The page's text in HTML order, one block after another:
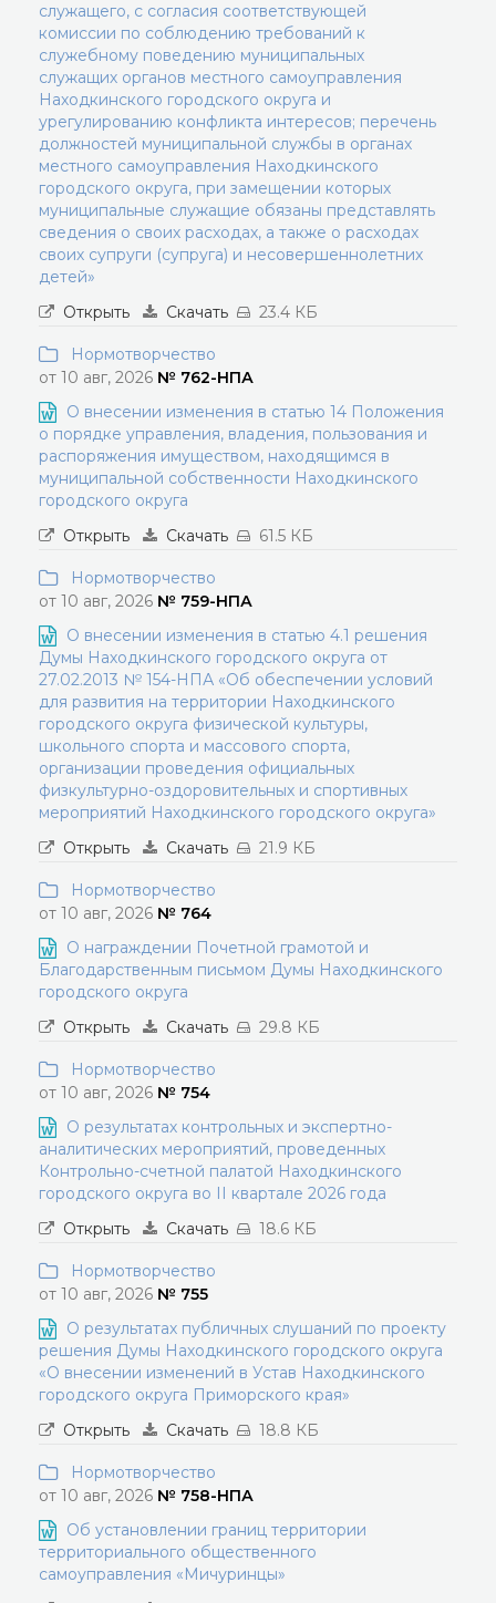
служащего, с согласия соответствующей
комиссии по соблюдению требований к
служебному поведению муниципальных
служащих органов местного самоуправления
Находкинского городского округа и
урегулированию конфликта интересов; перечень
должностей муниципальной службы в органах
местного самоуправления Находкинского
городского округа, при замещении которых
муниципальные служащие обязаны представлять
сведения о своих расходах, а также о расходах
своих супруги (супруга) и несовершеннолетних
детей»
Открыть
Скачать 23.4 КБ
Нормотворчество
от 10 авг, 2026 № 762-НПА
О внесении изменения в статью 14 Положения
о порядке управления, владения, пользования и
распоряжения имуществом, находящимся в
муниципальной собственности Находкинского
городского округа
Открыть
Скачать 61.5 КБ
Нормотворчество
от 10 авг, 2026 № 759-НПА
О внесении изменения в статью 4.1 решения
Думы Находкинского городского округа от
27.02.2013 № 154-НПА «Об обеспечении условий
для развития на территории Находкинского
городского округа физической культуры,
школьного спорта и массового спорта,
организации проведения официальных
физкультурно-оздоровительных и спортивных
мероприятий Находкинского городского округа»
Открыть
Скачать 21.9 КБ
Нормотворчество
от 10 авг, 2026 № 764
О награждении Почетной грамотой и
Благодарственным письмом Думы Находкинского
городского округа
Открыть
Скачать 29.8 КБ
Нормотворчество
от 10 авг, 2026 № 754
О результатах контрольных и экспертно-
аналитических мероприятий, проведенных
Контрольно-счетной палатой Находкинского
городского округа во II квартале 2026 года
Открыть
Скачать 18.6 КБ
Нормотворчество
от 10 авг, 2026 № 755
О результатах публичных слушаний по проекту
решения Думы Находкинского городского округа
«О внесении изменений в Устав Находкинского
городского округа Приморского края»
Открыть
Скачать 18.8 КБ
Нормотворчество
от 10 авг, 2026 № 758-НПА
Об установлении границ территории
территориального общественного
самоуправления «Мичуринцы»